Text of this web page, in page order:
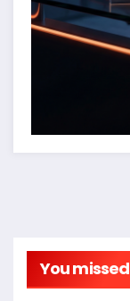
You missed